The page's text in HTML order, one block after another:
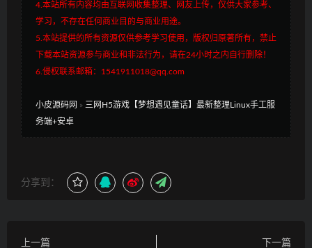
4.本站所有内容均由互联网收集整理、网友上传，仅供大家参考、
学习，不存在任何商业目的与商业用途。
5.本站提供的所有资源仅供参考学习使用，版权归原著所有，禁止
下载本站资源参与商业和非法行为，请在24小时之内自行删除！
6.侵权联系邮箱：1541911018@qq.com
小皮源码网 » 三网H5游戏【梦想遇见童话】最新整理Linux手工服
务端+安卓
分享到：
上一篇
下一篇